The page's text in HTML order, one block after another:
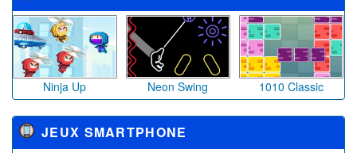
Ninja Up Neon Swing 1010 Classic
JEUX SMARTPHONE